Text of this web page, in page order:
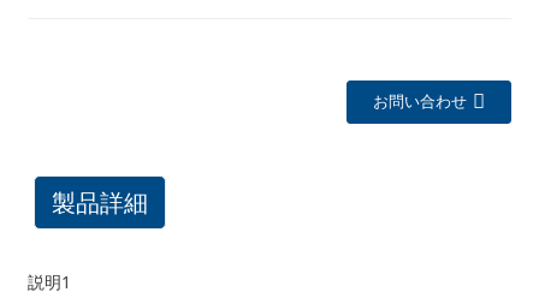
お問い合わせ
製品詳細
説明1